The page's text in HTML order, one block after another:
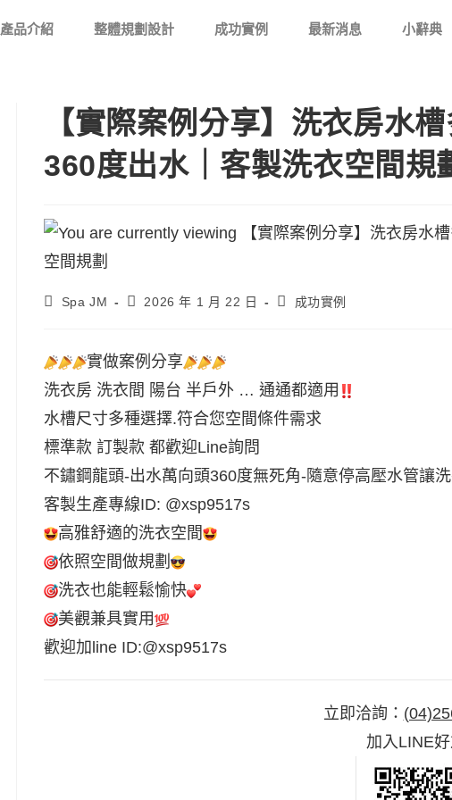
產品介紹 整體規劃設計 成功實例 最新消息 小辭典
【實際案例分享】洗衣房水
360度出水｜客製洗衣空間規
Spa JM 2026 年 1 月 22 日 成功實例
實做案例分享
洗衣房 洗衣間 陽台 半戶外 … 通通都適用
水槽尺寸多種選擇.符合您空間條件需求
標準款 訂製款 都歡迎Line詢問
不鏽鋼龍頭-出水萬向頭360度無死角-隨意停高壓水管讓
客製生產專線ID: @xsp9517s
高雅舒適的洗衣空間
依照空間做規劃
洗衣也能輕鬆愉快
美觀兼具實用
歡迎加line ID:@xsp9517s
立即洽詢：
加入LINE